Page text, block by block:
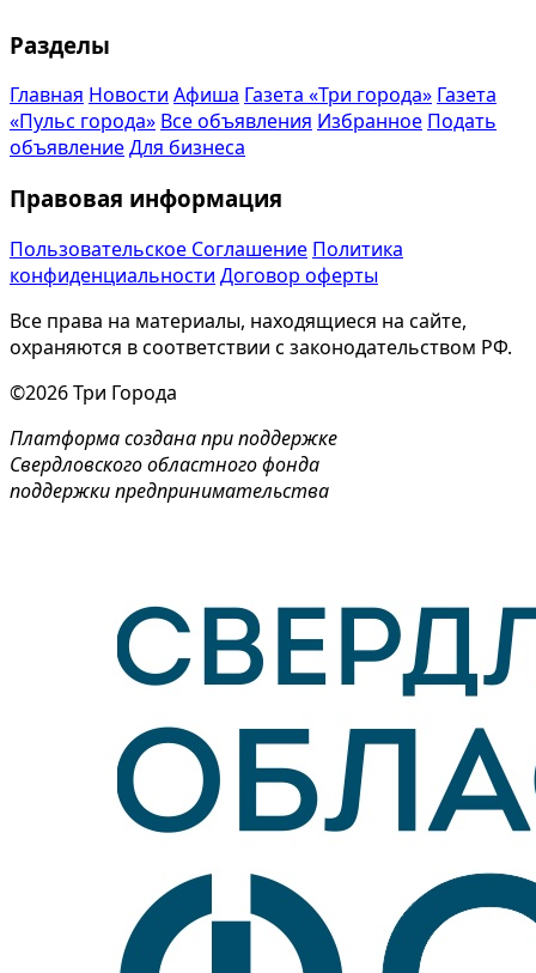
Разделы
Главная Новости Афиша Газета «Три города» Газета
«Пульс города» Все объявления Избранное Подать
объявлениеДля бизнеса
Правовая информация
Пользовательское Соглашение Политика
конфиденциальности Договор оферты
Все права на материалы, находящиеся на сайте,
охраняются в соответствии с законодательством РФ.
©2026 Три Города
Платформа создана при поддержке
Свердловского областного фонда
поддержки предпринимательства